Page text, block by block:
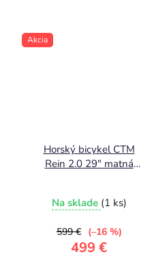
Akcia
Horský bicykel CTM
Rein 2.0 29" matná
Na sklade (1 ks)
499 €
599 € (–16 %)